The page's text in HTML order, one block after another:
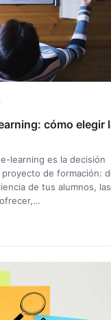
cómo elegir
learning es la decisión
de formación:
de tus alumnos, las